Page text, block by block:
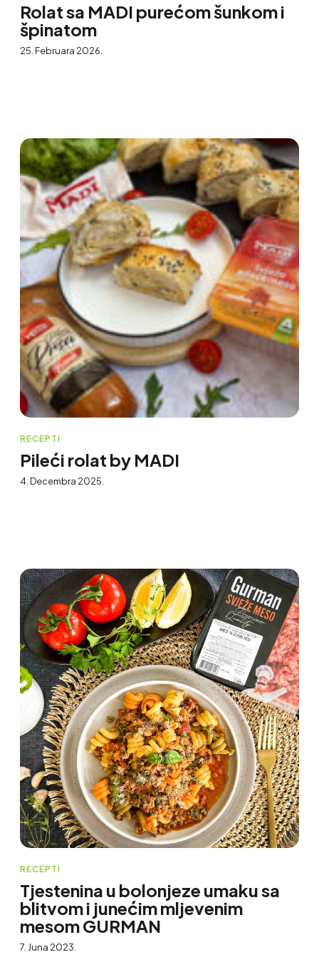
Rolat sa MADI purećom šunkom i
špinatom
25. Februara 2026.
RECEPTI
Pileći rolat by MADI
4. Decembra 2025.
RECEPTI
Tjestenina u bolonjeze umaku sa
blitvom i junećim mljevenim
mesom GURMAN
7. Juna 2023.